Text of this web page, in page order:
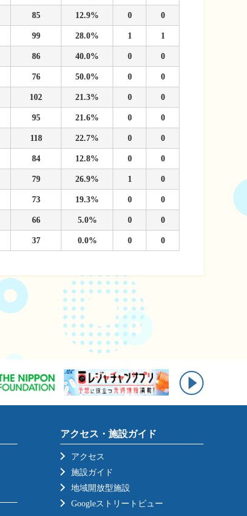
85 12.9% 0 0
99 28.0% 1 1
86 40.0% 0 0
76 50.0% 0 0
102 21.3% 0 0
95 21.6% 0 0
118 22.7% 0 0
84 12.8% 0 0
79 26.9% 1 0
73 19.3% 0 0
66 5.0% 0 0
37 0.0% 0 0
アクセス・施設ガイド
アクセス
施設ガイド
地域開放型施設
Googleストリートビュー